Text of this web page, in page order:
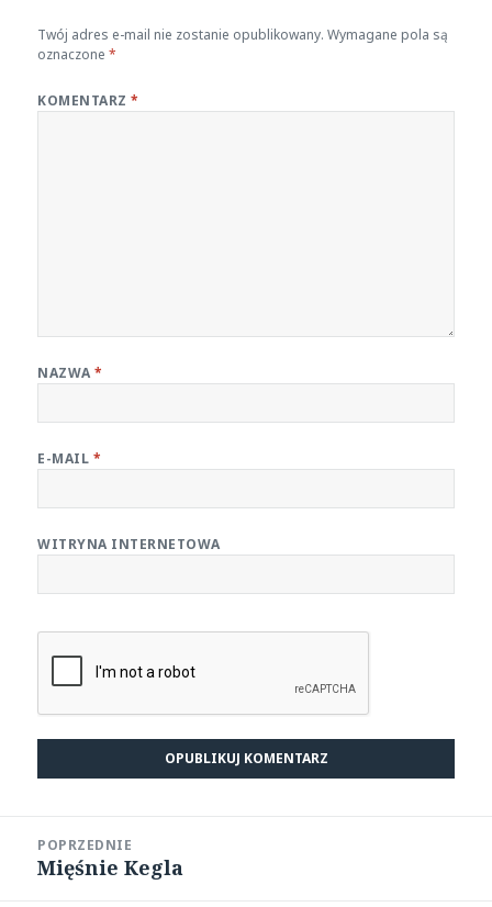
Twój adres e-mail nie zostanie opublikowany. Wymagane pola są
oznaczone*
KOMENTARZ*
NAZWA*
E-MAIL *
WITRYNA INTERNETOWA
wpisuPOPRZEDNIE
Poprzedni
Mięśnie Kegla